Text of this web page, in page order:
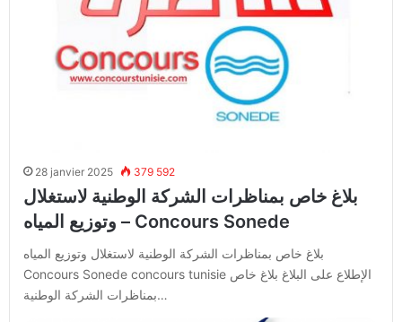
28 janvier 2025 379 592
بلاغ خاص بمناظرات الشركة الوطنية لاستغلال
وتوزيع المياه – Concours Sonede
بلاغ خاص بمناظرات الشركة الوطنية لاستغلال وتوزيع المياه
Concours Sonede concours tunisie الإطلاع على البلاغ بلاغ خاص
بمناظرات الشركة الوطنية…